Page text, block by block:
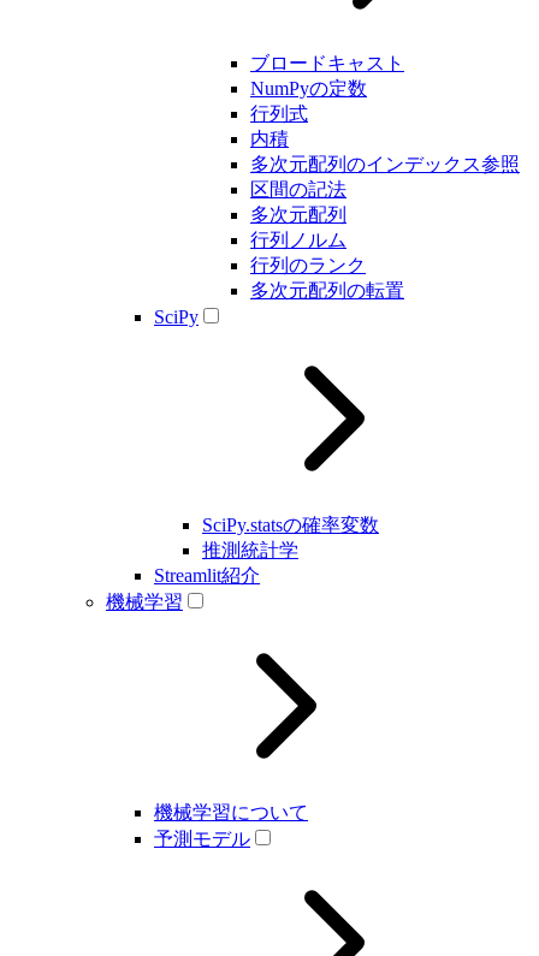
ブロードキャスト
NumPyの定数
行列式
内積
多次元配列のインデックス参照
区間の記法
多次元配列
行列ノルム
行列のランク
多次元配列の転置
SciPy
SciPy.statsの確率変数
推測統計学
Streamlit紹介
機械学習
機械学習について
予測モデル